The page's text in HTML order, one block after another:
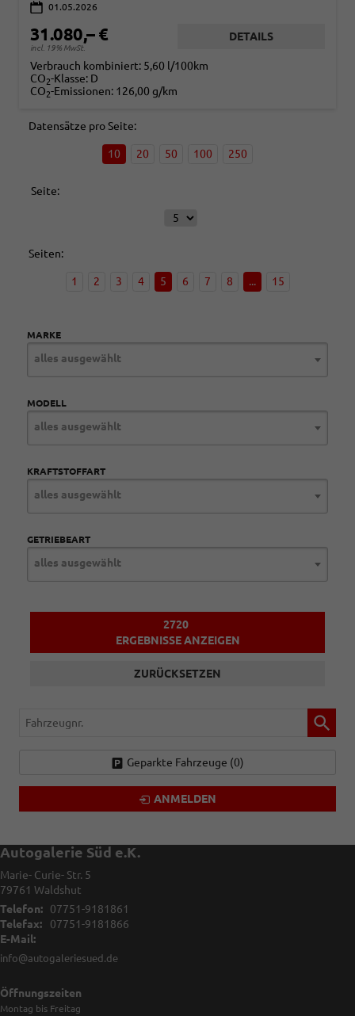
01.05.2026
31.080,– €
incl. 19% MwSt.
DETAILS
Verbrauch kombiniert: 5,60 l/100km
CO2-Klasse: D
CO2-Emissionen: 126,00 g/km
Datensätze pro Seite:
10 20 50 100 250
Seite:
Seiten:
1 2 3 4 5 6 7 8 ... 15
MARKE
alles ausgewählt
MODELL
alles ausgewählt
KRAFTSTOFFART
alles ausgewählt
GETRIEBEART
alles ausgewählt
2720
ERGEBNISSE ANZEIGEN
ZURÜCKSETZEN
Fahrzeugnr.
Geparkte Fahrzeuge (0)
ANMELDEN
Autogalerie Süd e.K.
Marie- Curie- Str. 5
79761 Waldshut
Telefon:
07751-9181861
Telefax:
07751-9181866
E-Mail:
info@autogaleriesued.de
Öffnungszeiten
Montag bis Freitag